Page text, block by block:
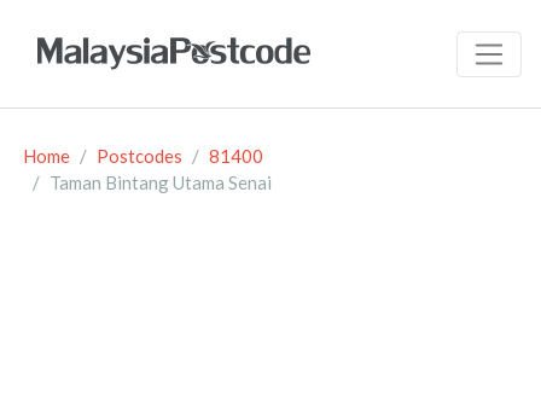
Home Postcodes
81400
Taman Bintang Utama Senai